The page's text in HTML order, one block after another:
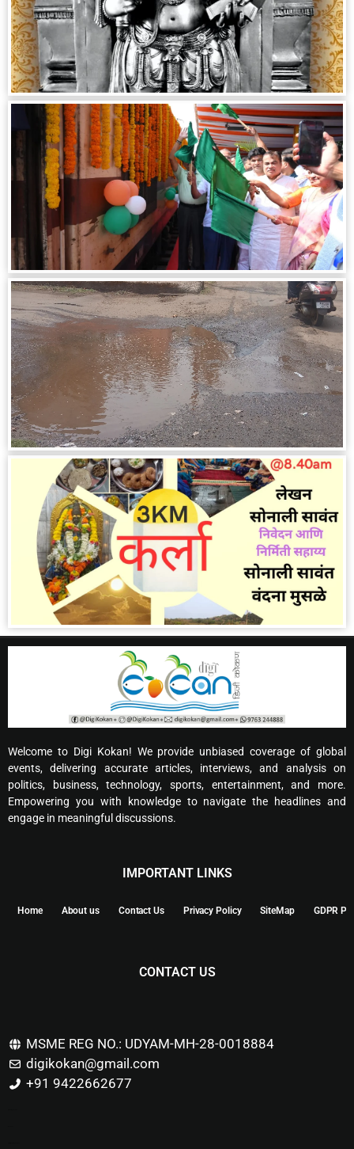
Welcome to Digi Kokan! We provide unbiased coverage of global
events, delivering accurate articles, interviews, and analysis on
politics, business, technology, sports, entertainment, and more.
Empowering you with knowledge to navigate the headlines and
engage in meaningful discussions.
IMPORTANT LINKS
Home About us Contact Us Privacy Policy SiteMap GDPR
CONTACT US
MSME REG NO.: UDYAM-MH-28-0018884
digikokan@gmail.com
+91 9422662677